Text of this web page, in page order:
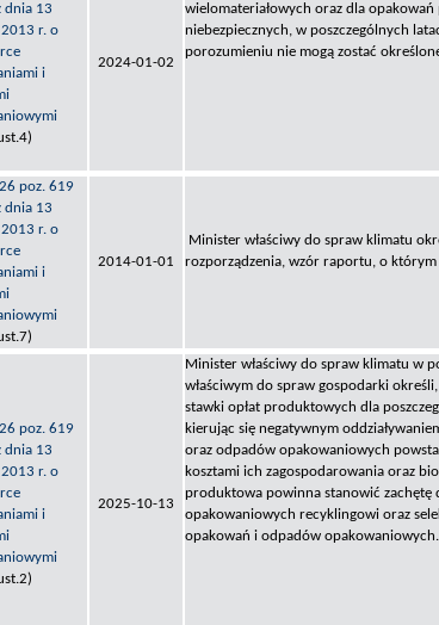
dnia 13
r. o
i
2024-01-02
wielomateriałowych oraz dla opakowań
niebezpiecznych, w poszczególnych
porozumieniu nie mogą zostać
poz. 619
dnia 13
r. o
i
2014-01-01
Minister właściwy do spraw klimatu
rozporządzenia, wzór raportu, o którym
poz. 619
dnia 13
r. o
i
2025-10-13
Minister właściwy do spraw klimatu w
właściwym do spraw gospodarki
stawki opłat produktowych dla
kierując się negatywnym
oraz odpadów opakowaniowych
kosztami ich zagospodarowania oraz
produktowa powinna stanowić zachętę
opakowaniowych recyklingowi oraz
opakowań i odpadów opakowaniowych.